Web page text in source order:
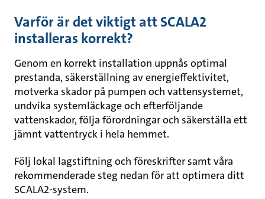
Varför är det viktigt att SCALA2
installeras korrekt?
Genom en korrekt installation uppnås optimal
prestanda, säkerställning av energieffektivitet,
motverka skador på pumpen och vattensystemet,
undvika systemläckage och efterföljande
vattenskador, följa förordningar och säkerställa ett
jämnt vattentryck i hela hemmet.
Följ lokal lagstiftning och föreskrifter samt våra
rekommenderade steg nedan för att optimera ditt
SCALA2-system.